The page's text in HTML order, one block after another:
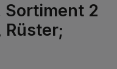
Sortiment 2
Rüster;